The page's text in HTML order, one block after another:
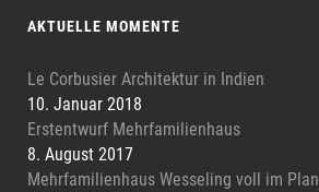
AKTUELLE MOMENTE
Le Corbusier Architektur in Indien
10. Januar 2018
Erstentwurf Mehrfamilienhaus
8. August 2017
Mehrfamilienhaus Wesseling voll im Plan